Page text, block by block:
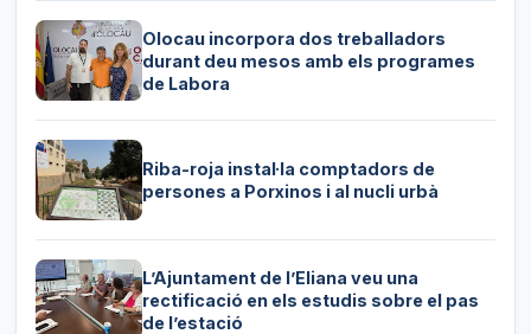
Olocau incorpora dos treballadors
durant deu mesos amb els programes
de Labora
Riba-roja instal·la comptadors de
persones a Porxinos i al nucli urbà
L’Ajuntament de l’Eliana veu una
rectificació en els estudis sobre el pas
de l’estació